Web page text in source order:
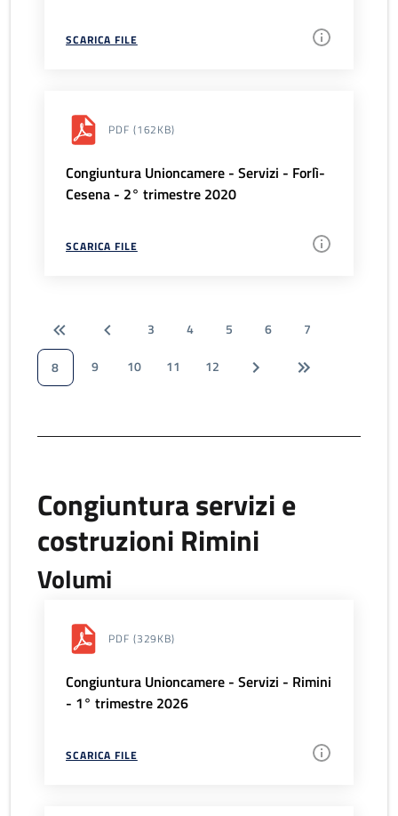
SCARICA FILE
PDF (162KB)
Congiuntura Unioncamere - Servizi - Forlì-
Cesena - 2° trimestre 2020
SCARICA FILE
3 4 5 6
7
8
9 10 11 12
Congiuntura servizi e
costruzioni Rimini
Volumi
PDF (329KB)
Congiuntura Unioncamere - Servizi - Rimini
- 1° trimestre 2026
SCARICA FILE